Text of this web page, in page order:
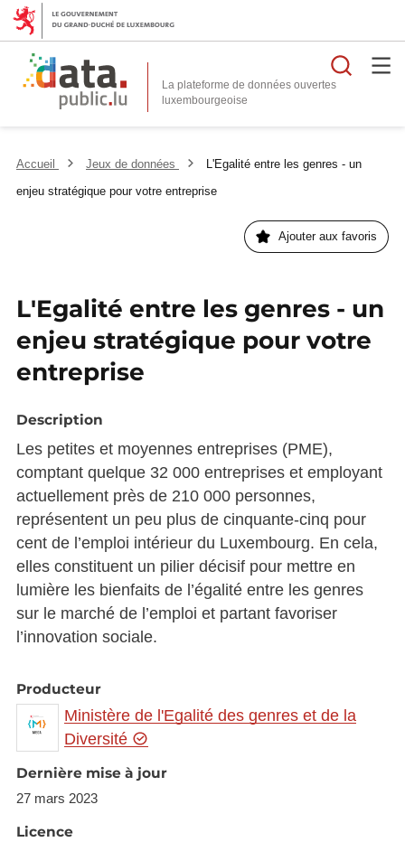
La plateforme de données ouvertes
Accueil Jeux de données
L'Egalité entre les genres - un
enjeu stratégique pour votre entreprise
Ajouter aux favoris
L'Egalité entre les genres - un
enjeu stratégique pour votre
entreprise
Description
Les petites et moyennes entreprises (PME),
comptant quelque 32 000 entreprises et employant
actuellement près de 210 000 personnes,
représentent un peu plus de cinquante-cinq pour
cent de l’emploi intérieur du Luxembourg. En cela,
elles constituent un pilier décisif pour mettre en
lumière les bienfaits de l’égalité entre les genres
sur le marché de l’emploi et partant favoriser
l’innovation sociale.
Producteur
Ministère de l'Egalité des genres et de la
Diversité
Dernière mise à jour
27 mars 2023
Licence